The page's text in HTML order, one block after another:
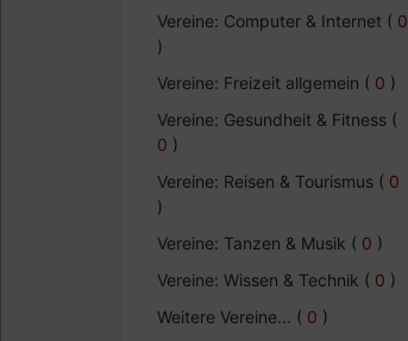
Vereine: Computer & Internet ( 0
)
Vereine: Freizeit allgemein ( 0 )
Vereine: Gesundheit & Fitness (
0 )
Vereine: Reisen & Tourismus ( 0
)
Vereine: Tanzen & Musik ( 0 )
Vereine: Wissen & Technik ( 0 )
Weitere Vereine... ( 0 )